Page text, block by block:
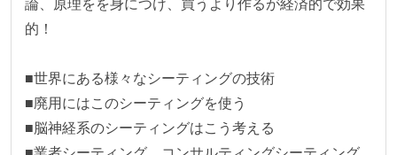
論、原理をを身につけ、買うより作るが経済的で効果
的！
■世界にある様々なシーティングの技術
■廃用にはこのシーティングを使う
■脳神経系のシーティングはこう考える